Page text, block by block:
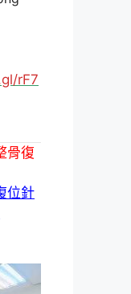
rF7
骨復
位針